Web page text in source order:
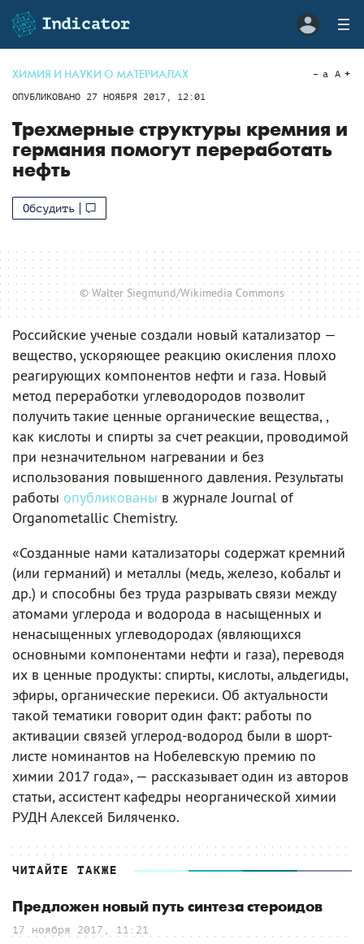
ХИМИЯ И НАУКИ О МАТЕРИАЛАХ
ОПУБЛИКОВАНО 27 НОЯБРЯ 2017, 12:01
a A
Трехмерные структуры кремния и
германия помогут переработать
нефть
Обсудить
© Walter Siegmund/Wikimedia Commons
Российские ученые создали новый катализатор —
вещество, ускоряющее реакцию окисления плохо
реагирующих компонентов нефти и газа. Новый
метод переработки углеводородов позволит
получить такие ценные органические вещества, ,
как кислоты и спирты за счет реакции, проводимой
при незначительном нагревании и без
использования повышенного давления. Результаты
работы опубликованы в журнале Journal of
Organometallic Chemistry.
«Созданные нами катализаторы содержат кремний
(или германий) и металлы (медь, железо, кобальт и
др.) и способны без труда разрывать связи между
атомами углерода и водорода в насыщенных и
ненасыщенных углеводородах (являющихся
основными компонентами нефти и газа), переводя
их в ценные продукты: спирты, кислоты, альдегиды,
эфиры, органические перекиси. Об актуальности
такой тематики говорит один факт: работы по
активации связей углерод-водород были в шорт-
листе номинантов на Нобелевскую премию по
химии 2017 года», — рассказывает один из авторов
статьи, ассистент кафедры неорганической химии
РУДН Алексей Биляченко.
ЧИТАЙТЕ ТАКЖЕ
Предложен новый путь синтеза стероидов
17 ноября 2017, 11:21